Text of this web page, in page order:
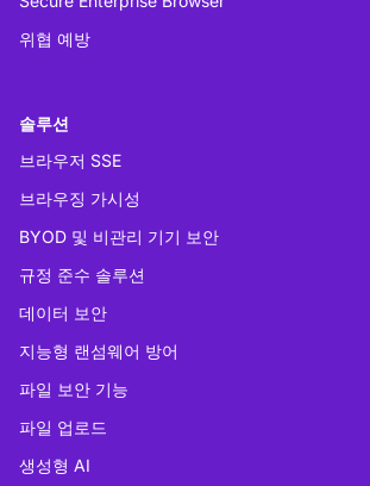
위협 예방
솔루션
브라우저 SSE
브라우징 가시성
BYOD 및 비관리 기기 보안
규정 준수 솔루션
데이터 보안
지능형 랜섬웨어 방어
파일 보안 기능
파일 업로드
생성형 AI